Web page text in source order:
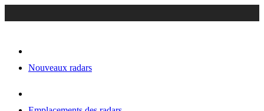
Nouveaux radars